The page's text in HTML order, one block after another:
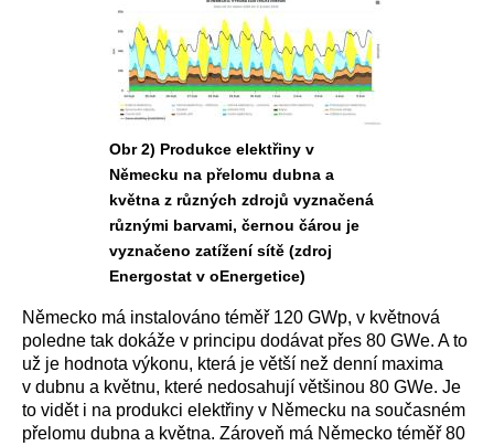
Obr 2) Produkce elektřiny v
Německu na přelomu dubna a
května z různých zdrojů vyznačená
různými barvami, černou čárou je
vyznačeno zatížení sítě (zdroj
Energostat v oEnergetice)
Německo má instalováno téměř 120 GWp, v květnová
poledne tak dokáže v principu dodávat přes 80 GWe. A to
už je hodnota výkonu, která je větší než denní maxima
v dubnu a květnu, které nedosahují většinou 80 GWe. Je
to vidět i na produkci elektřiny v Německu na současném
přelomu dubna a května. Zároveň má Německo téměř 80